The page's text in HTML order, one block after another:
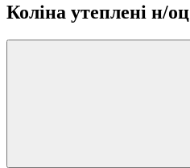
Коліна утеплені н/оц